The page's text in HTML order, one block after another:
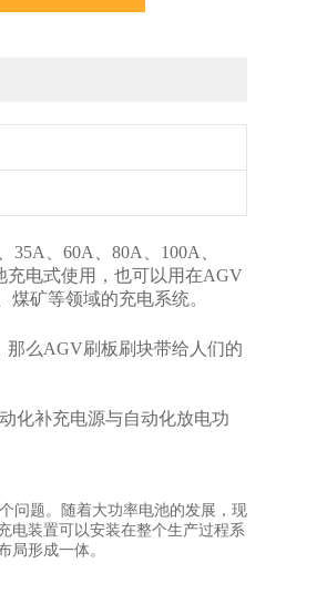
、60A、80A、100A、
充电式使用，也可以用在AGV
矿等领域的充电系统。
么AGV刷板刷块带给人们的
化补充电源与自动化放电功
问题。随着大功率电池的发展，现
电装置可以安装在整个生产过程系
局形成一体。